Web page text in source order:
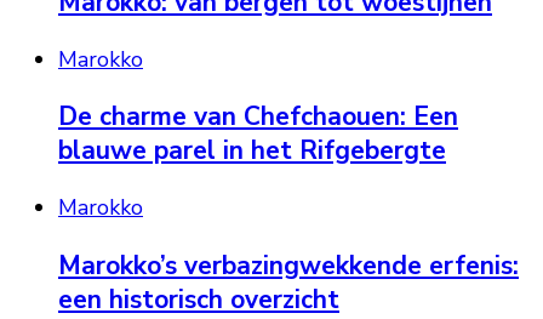
Marokko
De charme van Chefchaouen: Een
blauwe parel in het Rifgebergte
Marokko
Marokko’s verbazingwekkende erfenis:
een historisch overzicht